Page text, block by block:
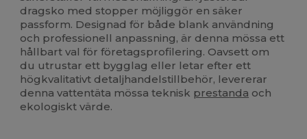
dragsko med stopper möjliggör en säker
passform. Designad för både blank användning
och professionell anpassning, är denna mössa ett
hållbart val för företagsprofilering. Oavsett om
du utrustar ett bygglag eller letar efter ett
högkvalitativt detaljhandelstillbehör, levererar
denna vattentäta mössa teknisk prestanda och
ekologiskt värde.